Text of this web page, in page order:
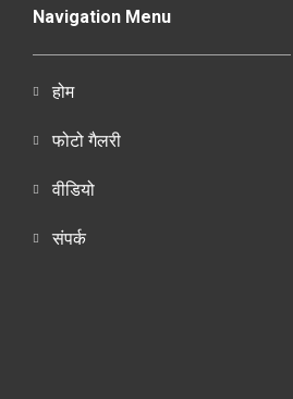
Navigation Menu
होम
फोटो गैलरी
वीडियो
संपर्क